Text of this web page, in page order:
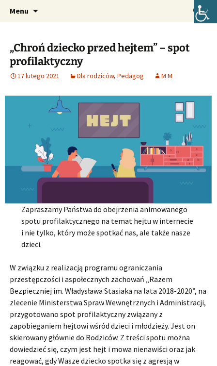
Szkoła Podstawowa im. Józefa
Lompy w Lubszy
Oficjalna strona internetowa szkoły.
Menu Szukaj:
„Chroń dziecko przed hejtem” – spot
profilaktyczny
17 lutego 2021 Dla rodziców, Pedagog M M
Zapraszamy Państwa do obejrzenia animowanego
spotu profilaktycznego na temat hejtu w internecie
i nie tylko, który może spotkać nas, ale także nasze
dzieci.
W związku z realizacją programu ograniczania
przestępczości i aspołecznych zachowań „Razem
Bezpieczniej im. Władysława Stasiaka na lata 2018-2020”, na
zlecenie Ministerstwa Spraw Wewnętrznych i Administracji,
przygotowano spot profilaktyczny związany z
zapobieganiem hejtowi wśród dzieci i młodzieży. Jest on
skierowany głównie do Rodziców. Z treści spotu można
dowiedzieć się, czym jest hejt i mowa nienawiści oraz jak
reagować, gdy Wasze dziecko spotka się z agresją w